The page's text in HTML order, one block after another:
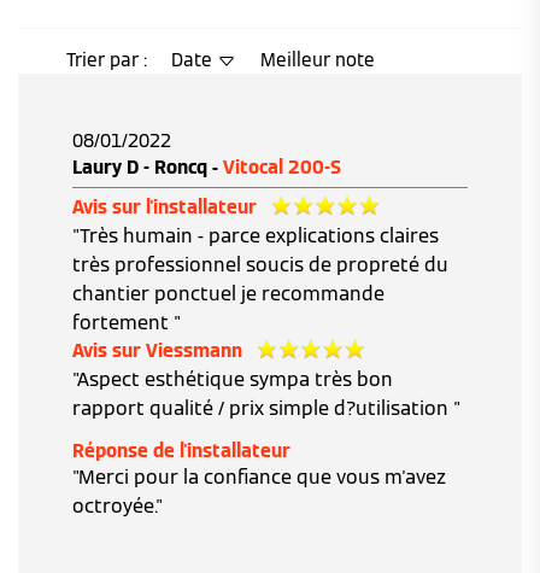
Trier par : Date Meilleur note
08/01/2022
Laury D - Roncq - Vitocal 200-S
Avis sur l'installateur
"Très humain - parce explications claires
très professionnel soucis de propreté du
chantier ponctuel je recommande
fortement "
Avis sur Viessmann
"Aspect esthétique sympa très bon
rapport qualité / prix simple d?utilisation "
Réponse de l'installateur
"Merci pour la confiance que vous m'avez
octroyée."